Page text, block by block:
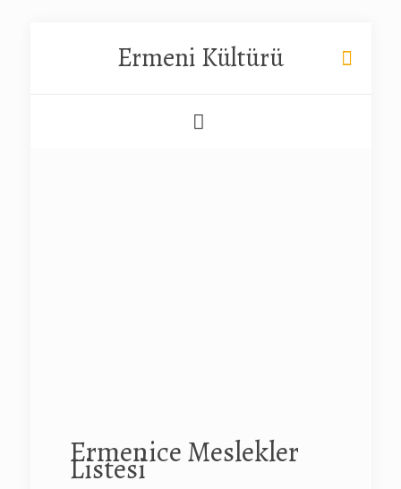
Ermeni Kültürü
Ermenice Meslekler
Listesi